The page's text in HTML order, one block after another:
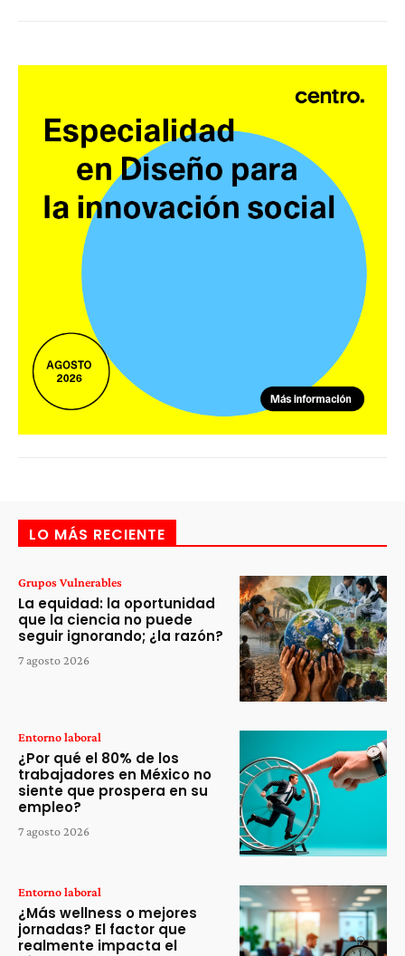
LO MÁS RECIENTE
Grupos Vulnerables
La equidad: la oportunidad
que la ciencia no puede
seguir ignorando; ¿la razón?
7 agosto 2026
Entorno laboral
¿Por qué el 80% de los
trabajadores en México no
siente que prospera en su
empleo?
7 agosto 2026
Entorno laboral
¿Más wellness o mejores
jornadas? El factor que
realmente impacta el